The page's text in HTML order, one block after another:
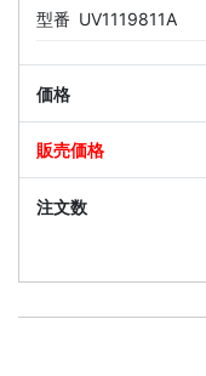
型番 UV1119811A